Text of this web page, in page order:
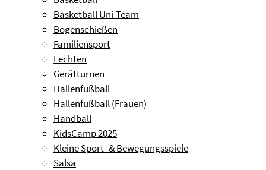
Basketball Uni-Team
Bogenschießen
Familiensport
Fechten
Gerätturnen
Hallenfußball
Hallenfußball (Frauen)
Handball
KidsCamp 2025
Kleine Sport- & Bewegungsspiele
Salsa